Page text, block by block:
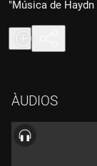
"Música de
Ràdio de Berlín"
Joseph Haydn:
Gustav Mahler:
Dir.: Adam Fischer.
Enregistrat per
novembre del
Konzerthaus, Berlín.
ÀUDIOS